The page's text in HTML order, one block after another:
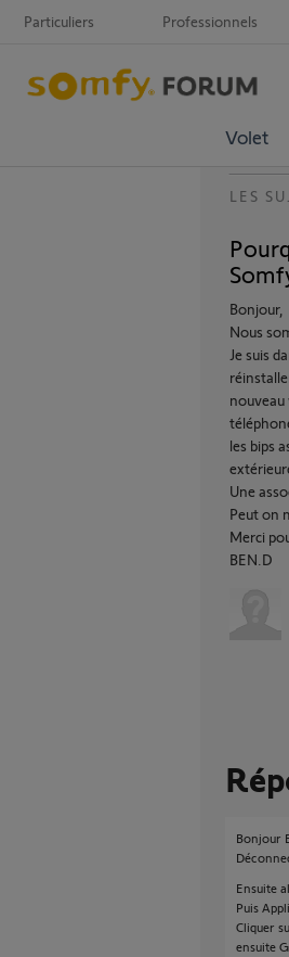
Particuliers Professionnels
Volet
LES
Bonjour,
Nous
Je suis
nouveau
les bips
Une
Peut on
Merci
BEN.D
Bonjour
Ensuite
Puis
Cliquer
ensuite